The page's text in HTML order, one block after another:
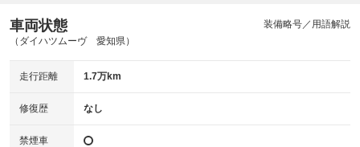
車両状態
（ダイハツムーヴ 愛知県）
装備略号／用語解説
走行距離 1.7万km
修復歴 なし
禁煙車